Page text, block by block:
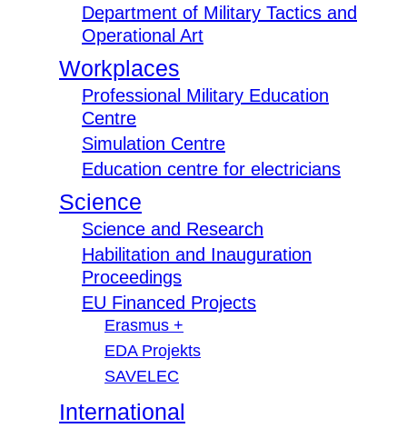
Department of Military Tactics and
Operational Art
Workplaces
Professional Military Education
Centre
Simulation Centre
Education centre for electricians
Science
Science and Research
Habilitation and Inauguration
Proceedings
EU Financed Projects
Erasmus +
EDA Projekts
SAVELEC
International